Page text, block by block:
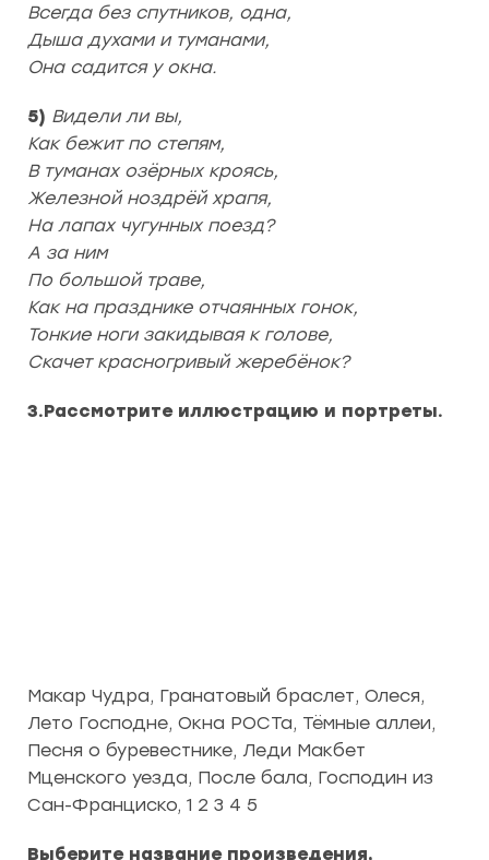
Всегда без спутников, одна,
Дыша духами и туманами,
Она садится у окна.
5) Видели ли вы,
Как бежит по степям,
В туманах озёрных кроясь,
Железной ноздрёй храпя,
На лапах чугунных поезд?
А за ним
По большой траве,
Как на празднике отчаянных гонок,
Тонкие ноги закидывая к голове,
Скачет красногривый жеребёнок?
3.Рассмотрите иллюстрацию и портреты.
Макар Чудра, Гранатовый браслет, Олеся,
Лето Господне, Окна РОСТа, Тёмные аллеи,
Песня о буревестнике, Леди Макбет
Мценского уезда, После бала, Господин из
Сан-Франциско, 1 2 3 4 5
Выберите название произведения,